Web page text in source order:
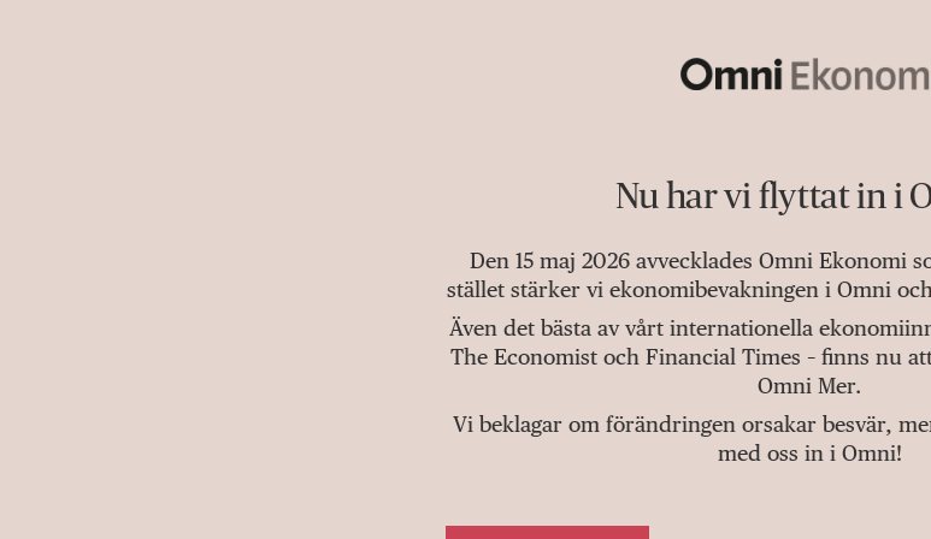
Nu har vi flyttat in i
Den 15 maj 2026 avvecklades Omni Ekonomi
stället stärker vi ekonomibevakningen i Omni
Även det bästa av vårt internationella
The Economist och Financial Times – finns nu
Omni Mer.
Vi beklagar om förändringen orsakar besvär,
med oss in i Omni!